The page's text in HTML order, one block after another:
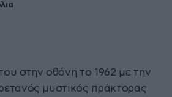
στην οθόνη το 1962 με την
μυστικός πράκτορας